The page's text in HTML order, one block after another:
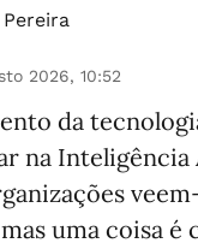
2026, 10:52
da
na
uma coisa é